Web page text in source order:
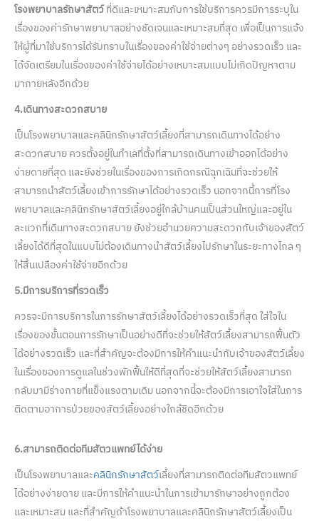
โรงพยาบาลรักษาสัตว์ที่ดีและเหมาะสมกับการใช้บริการควรมีการระบุใน
เรื่องของค่ารักษาพยาบาลอย่างชัดเจนและเหมาะสมที่สุด เพื่อเป็นการแจ้ง
ให้ผู้ที่มาใช้บริการได้รับทราบในเรื่องของค่าใช้จ่ายต่างๆ อย่างรวดเร็ว และ
ได้จัดเตรียมในเรื่องของค่าใช้จ่ายได้อย่างเหมาะสมแบบไม่เกิดปัญหาตาม
มาภายหลังอีกด้วย
4.เดินทางสะดวกสบาย
เป็นโรงพยาบาลและคลินิกรักษาสัตว์เลี้ยงที่สามารถเดินทางได้อย่าง
สะดวกสบาย ควรตั้งอยู่ในทำเลที่ตั้งที่สามารถเดินทางเข้าออกได้อย่าง
ง่ายดายที่สุด และยังช่วยในเรื่องของการเกิดกรณีฉุกเฉินที่จะช่วยให้
สามารถนำสัตว์เลี้ยงเข้าการรักษาได้อย่างรวดเร็ว นอกจากนี้การที่โรง
พยาบาลและคลินิกรักษาสัตว์เลี้ยงอยู่ใกล้บ้านคนเป็นส่วนใหญ่และอยู่ใน
ละแวกที่เดินทางสะดวกสบาย ยังช่วยอำนวยความสะดวกกับเจ้าของสัตว์
เลี้ยงได้ดีที่สุดในแบบไม่ต้องเดินทางนำสัตว์เลี้ยงไปรักษาในระยะทางไกล ๆ
ให้สิ้นเปลืองค่าใช้จ่ายอีกด้วย
5.มีการบริการที่รวดเร็ว
ควรจะมีการบริการในการรักษาสัตว์เลี้ยงได้อย่างรวดเร็วที่สุด ใส่ใจใน
เรื่องของขั้นตอนการรักษาเป็นอย่างดีที่จะช่วยให้สัตว์เลี้ยงสามารถฟื้นตัว
ได้อย่างรวดเร็ว และที่สำคัญจะต้องมีการให้คำแนะนำกับเจ้าของสัตว์เลี้ยง
ในเรื่องของการดูแลในช่วงพักฟื้นให้ดีที่สุดที่จะช่วยให้สัตว์เลี้ยงสามารถ
กลับมามีร่างกายที่แข็งแรงตามเดิม นอกจากนี้จะต้องมีการเอาใจใส่ในการ
ติดตามอาการป่วยของสัตว์เลี้ยงอย่างใกล้ชิดอีกด้วย
6.สามารถติดต่อทีมสัตวแพทย์ได้ง่าย
เป็นโรงพยาบาลและคลินิกรักษาสัตว์เลี้ยงที่สามารถติดต่อทีมสัตวแพทย์
ได้อย่างง่ายดาย และมีการให้คำแนะนำในการเข้ามารักษาอย่างถูกต้อง
และเหมาะสม และที่สำคัญถ้าโรงพยาบาลและคลินิกรักษาสัตว์เลี้ยงเป็น